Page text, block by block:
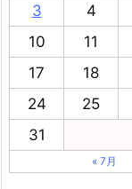
3
4
10
11
17
18
24
25
31
« 7月